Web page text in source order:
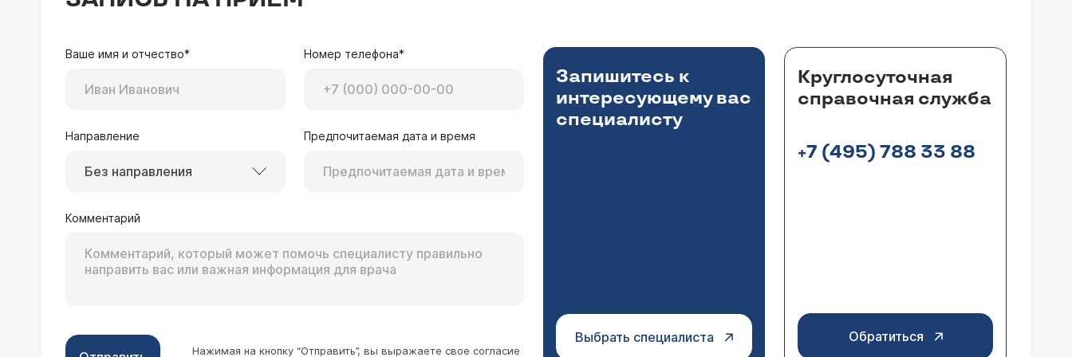
порекомендовали МРТ пояснично-кресцового отдела позвоночника. В заключении записано:МР-признаки остеохондроза,
Боль, видимо, по ягодичным мышцам отдает в область большого вертела-если я правильно понял. Позвоночник не
болит? Лечение- противовоспалительная терапия (НПВС), миорелаксанты, физиотерапия, ЛФК, локальные блокады,
инъекции и пр. Протокол лечения вам не поможет, нужно идти к врачу. Гемангиому лечат только при большом размере,
при угрозе перелома позвонка, а небольшой размер не лечат никак.
13.11.2024 Елена, 37 лет, Бийск
Как правило, гемангиомы не дают никаких болевых ощущений, так как в печени нет нервных окончаний. Важно, чтобы
диагноз гемангиом был поставлен правильно (при сомнениях в диагнозе - проведение КТ или МРТ брюшной полости).
Ваше имя и отчество* Номер телефона*
Направление
Без направления
Предпочитаемая дата и время
Комментарий
Нажимая на кнопку “Отправить”, вы выражаете свое согласие
Запишитесь к
интересующему вас
специалисту
Выбрать специалиста
Круглосуточная
справочная служба
+7 (495) 788 33 88
Обратиться